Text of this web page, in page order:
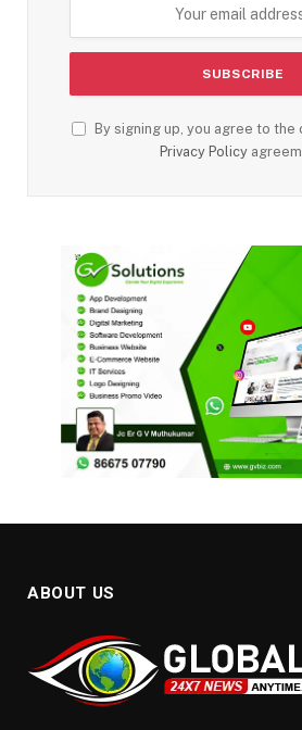
By signing up, you agree to the
Privacy Policy
ABOUT US